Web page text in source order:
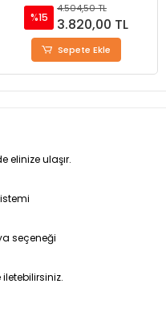
%15
4.504,50 TL
3.820,00 TL
Sepete Ekle
elinize ulaşır.
seçeneği
iletebilirsiniz.